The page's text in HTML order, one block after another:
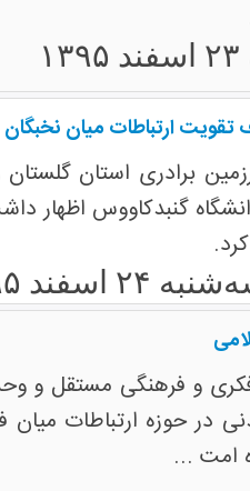
برادری استان
۲۴ اسفند ۱۳۹۵
و فرهنگی مستقل و
حوزه ارتباطات میان
امت ...